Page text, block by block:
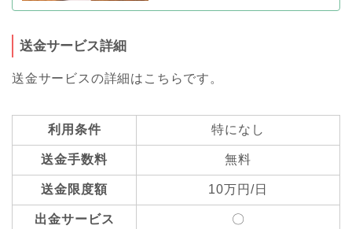
送金サービス詳細
送金サービスの詳細はこちらです。
利用条件 特になし
送金手数料 無料
送金限度額 10万円/日
出金サービス 〇